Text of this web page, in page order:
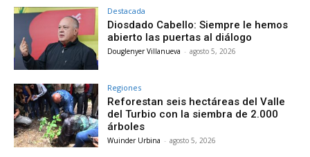
Destacada
Diosdado Cabello: Siempre le hemos
abierto las puertas al diálogo
Douglenyer Villanueva - agosto 5, 2026
Regiones
Reforestan seis hectáreas del Valle
del Turbio con la siembra de 2.000
árboles
Wuinder Urbina - agosto 5, 2026